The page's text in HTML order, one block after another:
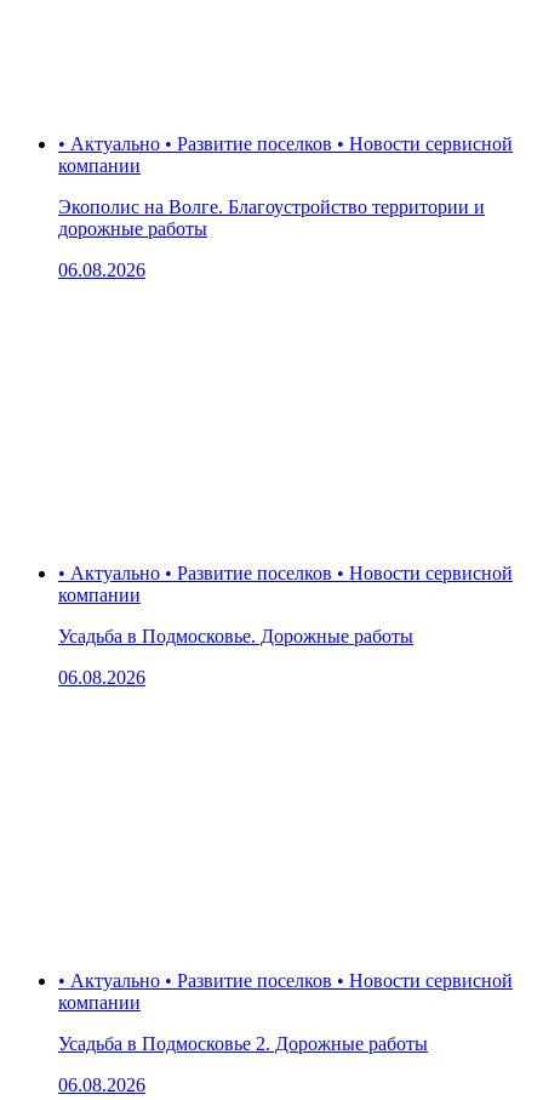
• Актуально • Развитие поселков • Новости сервисной
компании
Экополис на Волге. Благоустройство территории и
дорожные работы
06.08.2026
• Актуально • Развитие поселков • Новости сервисной
компании
Усадьба в Подмосковье. Дорожные работы
06.08.2026
• Актуально • Развитие поселков • Новости сервисной
компании
Усадьба в Подмосковье 2. Дорожные работы
06.08.2026